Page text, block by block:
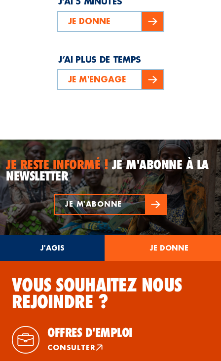
JE DONNE
J’AI PLUS DE TEMPS
JE M'ENGAGE
JE RESTE INFORMÉ !JE M'ABONNE À LA
NEWSLETTER
JE M'ABONNE
J'AGIS JE DONNE
VOUS SOUHAITEZ NOUS
REJOINDRE ?
OFFRES D'EMPLOI
CONSULTER